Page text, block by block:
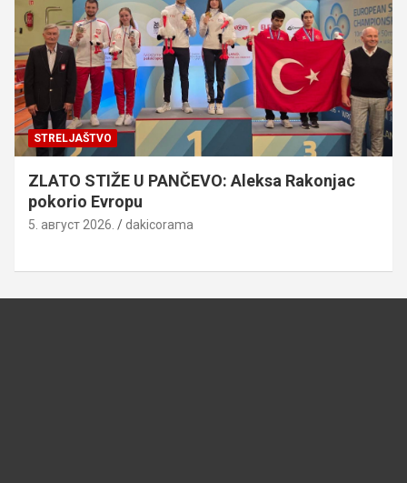
STRELJAŠTVO
ZLATO STIŽE U PANČEVO: Aleksa Rakonjac
pokorio Evropu
5. август 2026. dakicorama